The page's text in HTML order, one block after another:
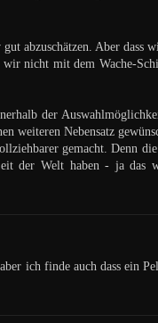
abzuschätzen. Aber dass
nicht mit dem Wache-
der
weiteren Nebensatz
gemacht. Denn
der Welt haben - ja das
ich finde auch dass ein